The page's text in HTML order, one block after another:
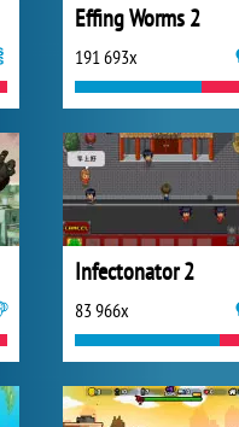
Effing Worms 2
191 693x
Infectonator 2
83 966x